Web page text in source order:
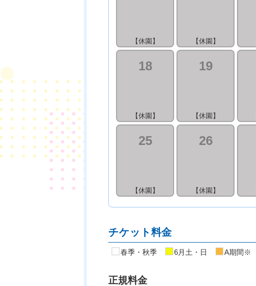
【休園】 【休園】
18
【休園】
19
【休園】
25
【休園】
26
【休園】
チケット料金
春季・秋季 6月土・日 A期間※
正規料金